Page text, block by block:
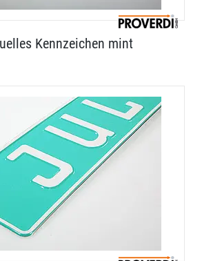
Kennzeichen mint